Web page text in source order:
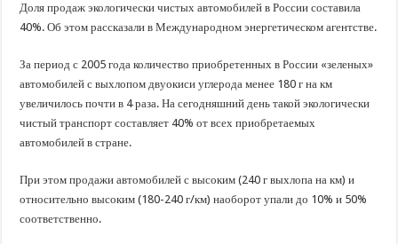
Доля продаж экологически чистых автомобилей в России составила
40%. Об этом рассказали в Международном энергетическом агентстве.
За период с 2005 года количество приобретенных в России «зеленых»
автомобилей с выхлопом двуокиси углерода менее 180 г на км
увеличилось почти в 4 раза. На сегодняшний день такой экологически
чистый транспорт составляет 40% от всех приобретаемых
автомобилей в стране.
При этом продажи автомобилей с высоким (240 г выхлопа на км) и
относительно высоким (180-240 г/км) наоборот упали до 10% и 50%
соответственно.